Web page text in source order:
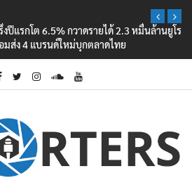
ปีแรกโต 6.5% กวาดรายได้ 2.3 หมื่นล้านยูโร
มส่ง 4 แบรนด์ใหม่บุกตลาดไทย